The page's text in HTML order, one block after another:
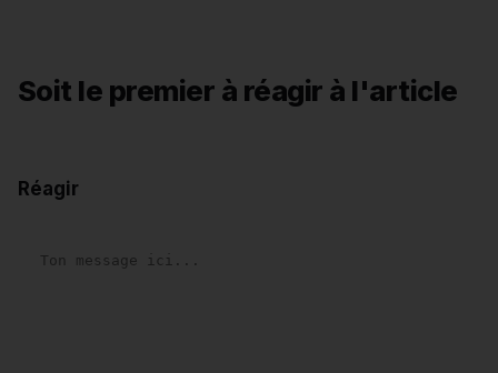
Soit le premier à réagir à l'article
Réagir